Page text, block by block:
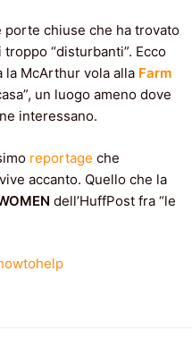
porte chiuse che ha trovato
“disturbanti”. Ecco
la McArthur vola alla Farm
un luogo ameno dove
interessano.
reportage che
accanto. Quello che la
dell’HuffPost fra “le